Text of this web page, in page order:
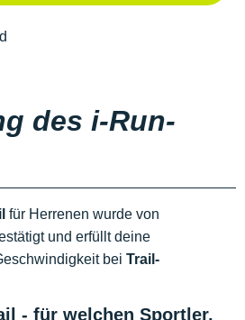
des i-Run-
für Herrenen wurde von
und erfüllt deine
bei Trail-
- für welchen Sportler,